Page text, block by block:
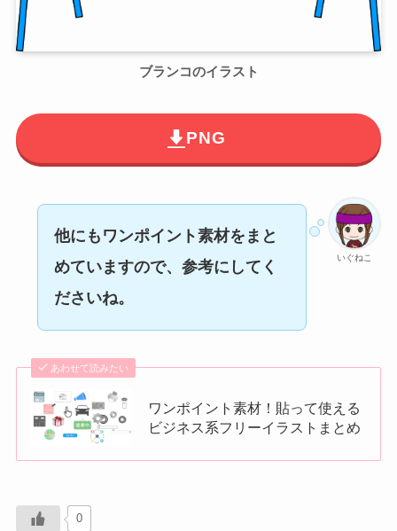
ブランコのイラスト
PNG
いぐねこ
他にもワンポイント素材をまと
めていますので、参考にしてく
ださいね。
あわせて読みたい
ワンポイント素材！貼って使える
ビジネス系フリーイラストまとめ
0